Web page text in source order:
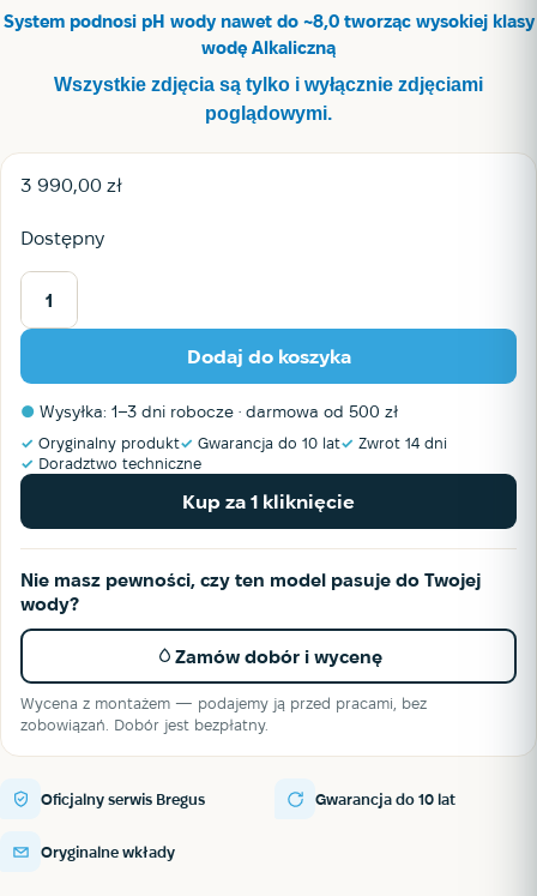
System podnosi pH wodynawet do ~8,0 tworząc wysokiej klasy
wodę Alkaliczną
Wszystkie zdjęcia są tylko i wyłącznie zdjęciami
poglądowymi.
3 990,00 zł
Dostępny
ilość
System
osmozy
Bregus®
ProTech
Redox
Dodaj do koszyka
● Wysyłka: 1–3 dni robocze · darmowa od 500 zł
✓ Oryginalny produkt✓ Gwarancja do 10 lat✓ Zwrot 14 dni
✓ Doradztwo techniczne
Kup za 1 kliknięcie
Nie masz pewności, czy ten model pasuje do Twojej
wody?
Zamów dobór i wycenę
Wycena z montażem — podajemy ją przed pracami, bez
zobowiązań. Dobór jest bezpłatny.
Oficjalny serwis Bregus Gwarancja do 10 lat
Oryginalne wkłady